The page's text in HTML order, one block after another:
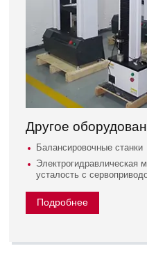
Другое
Балансировочные станки
Электрогидравлическая
усталость с
Подробнее